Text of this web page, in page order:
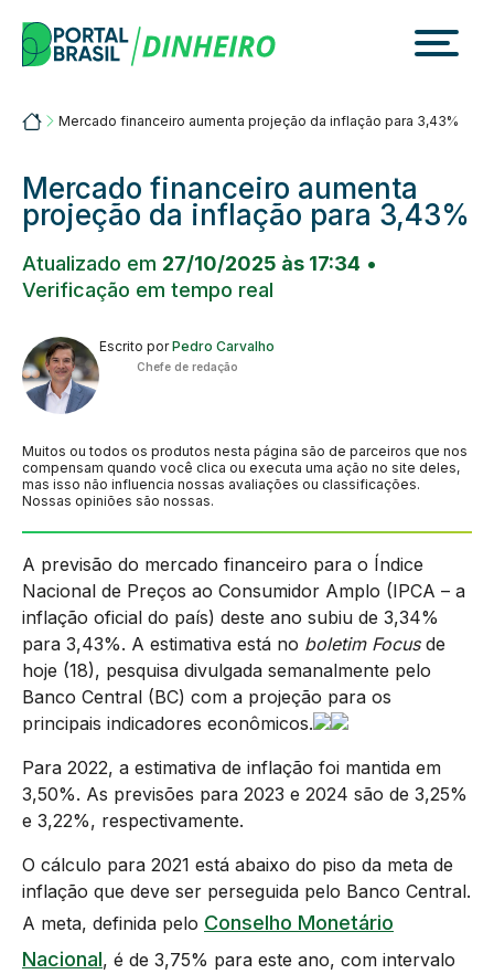
content
PortalbrasilMercado financeiro aumenta projeção da inflação para 3,43%
Mercado financeiro aumenta
projeção da inflação para 3,43%
Atualizado em 27/10/2025 às 17:34 •
Verificação em tempo real
Escrito porPedro Carvalho
Chefe de redação
Muitos ou todos os produtos nesta página são de parceiros que nos
compensam quando você clica ou executa uma ação no site deles,
mas isso não influencia nossas avaliações ou classificações.
Nossas opiniões são nossas.
A previsão do mercado financeiro para o Índice
Nacional de Preços ao Consumidor Amplo (IPCA – a
inflação oficial do país) deste ano subiu de 3,34%
para 3,43%. A estimativa está no boletim Focusde
hoje (18), pesquisa divulgada semanalmente pelo
Banco Central (BC) com a projeção para os
principais indicadores econômicos.
Para 2022, a estimativa de inflação foi mantida em
3,50%. As previsões para 2023 e 2024 são de 3,25%
e 3,22%, respectivamente.
O cálculo para 2021 está abaixo do piso da meta de
inflação que deve ser perseguida pelo Banco Central.
A meta, definida pelo Conselho Monetário
Nacional, é de 3,75% para este ano, com intervalo